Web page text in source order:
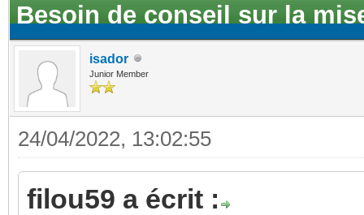
Besoin de conseil sur la
isador
Junior Member
24/04/2022, 13:02:55
filou59 a écrit :